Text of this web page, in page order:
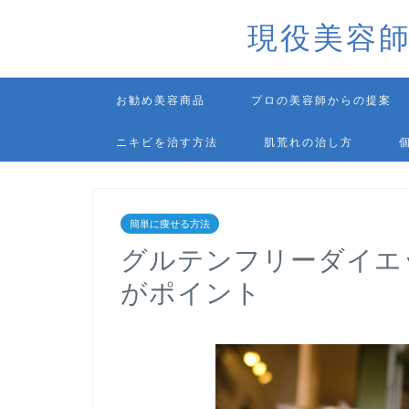
現役美容
お勧め美容商品 プロの美容師からの提案
ニキビを治す方法 肌荒れの治し方
簡単に痩せる方法
グルテンフリーダイ
がポイント